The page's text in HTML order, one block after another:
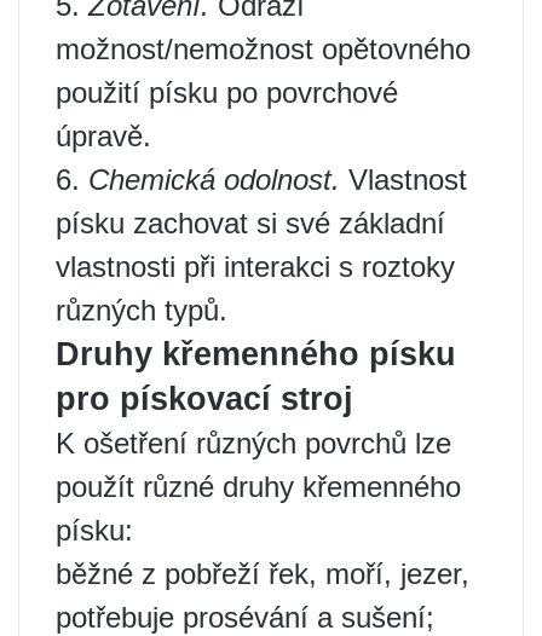
možnost/nemožnost opětovného
použití písku po povrchové
úpravě.
6. Chemická odolnost. Vlastnost
písku zachovat si své základní
vlastnosti při interakci s roztoky
různých typů.
Druhy křemenného písku
pro pískovací stroj
K ošetření různých povrchů lze
použít různé druhy křemenného
písku:
běžné z pobřeží řek, moří, jezer,
potřebuje prosévání a sušení;